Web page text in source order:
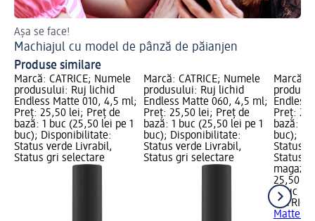
Așa se face!
Machiajul cu model de pânză de păianjen
Produse similare
Marcă: CATRICE; Numele
produsului: Ruj lichid
Endless Matte 010, 4,5 ml;
Preț: 25,50 lei; Preț de
bază: 1 buc (25,50 lei pe 1
buc); Disponibilitate:
Status verde Livrabil,
Status gri selectare
Marcă: CATRICE; Numele
produsului: Ruj lichid
Endless Matte 060, 4,5 ml;
Preț: 25,50 lei; Preț de
bază: 1 buc (25,50 lei pe 1
buc); Disponibilitate:
Status verde Livrabil,
Status gri selectare
Marcă:
Endless
Preț:
bază: 1
buc);
Status
Status
25,50 lei
1 buc
CATRICE
Matte